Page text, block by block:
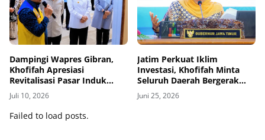
Dampingi Wapres Gibran,
Khofifah Apresiasi
Revitalisasi Pasar Induk
Banyuwangi
Juli 10, 2026
Jatim Perkuat Iklim
Investasi, Khofifah Minta
Seluruh Daerah Bergerak
Bersama
Juni 25, 2026
Failed to load posts.